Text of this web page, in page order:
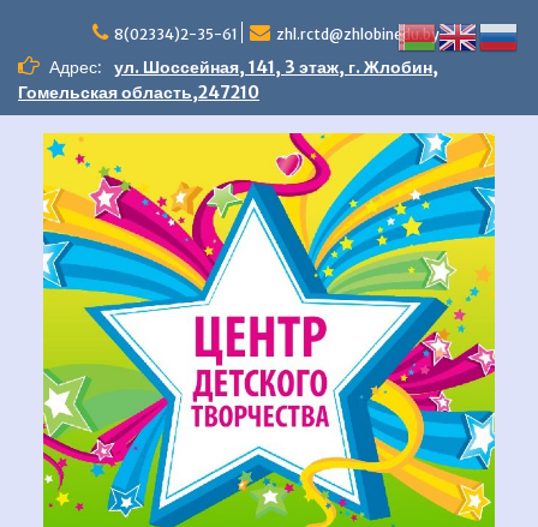
содержимому
8(02334)2-35-61 zhl.rctd@zhlobinedu.by
Адрес:
ул. Шоссейная, 141, 3 этаж, г. Жлобин,
Гомельская область,247210